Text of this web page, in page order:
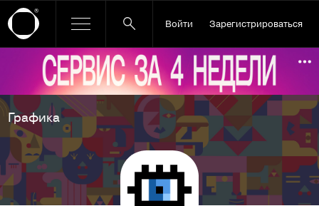
Войти Зарегистрироваться
Ссылка баннера
Графика